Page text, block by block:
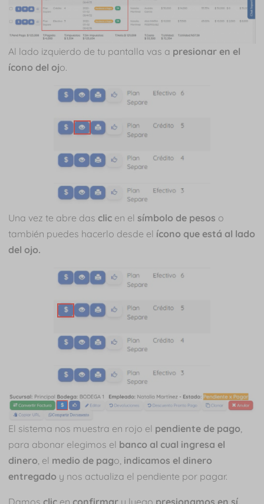
Al lado izquierdo de tu pantalla vas a presionar en el
ícono del ojo.
Una vez te abre das clic en el símbolo de pesos o
también puedes hacerlo desde el ícono que está al lado
del ojo.
El sistema nos muestra en rojo el pendiente de pago
para abonar elegimos el banco al cual ingresa el
dinero , el medio de pago, indicamos el dinero
entregado y nos actualiza el pendiente por pagar.
Damos clic en confirmar y luego presionamos en sí.